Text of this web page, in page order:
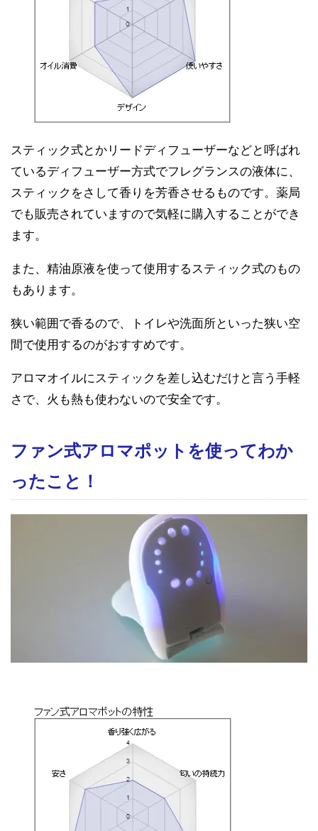
スティック式とかリードディフューザーなどと呼ばれ
ているディフューザー方式でフレグランスの液体に、
スティックをさして香りを芳香させるものです。薬局
でも販売されていますので気軽に購入することができ
ます。
また、精油原液を使って使用するスティック式のもの
もあります。
狭い範囲で香るので、トイレや洗面所といった狭い空
間で使用するのがおすすめです。
アロマオイルにスティックを差し込むだけと言う手軽
さで、火も熱も使わないので安全です。
ファン式アロマポットを使ってわか
ったこと！